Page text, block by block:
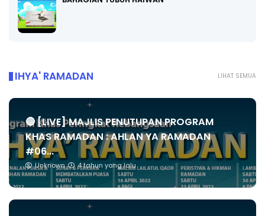
LIHAT SEMUA
IHYA' RAMADAN
🔴 [LIVE] MAJLIS PENUTUPAN PROGRAM
KHAS RAMADAN : AHLAN YA RAMADAN
#06...
Unknown 4 tahun yang lalu